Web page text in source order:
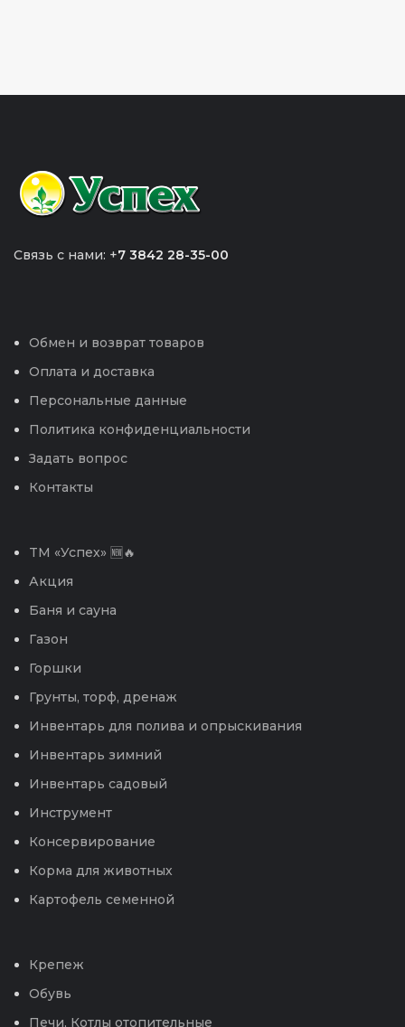
Связь с нами: +7 3842 28-35-00
Обмен и возврат товаров
Оплата и доставка
Персональные данные
Политика конфиденциальности
Задать вопрос
Контакты
TM «Успех» 🆕🔥
Акция
Баня и сауна
Газон
Горшки
Грунты, торф, дренаж
Инвентарь для полива и опрыскивания
Инвентарь зимний
Инвентарь садовый
Инструмент
Консервирование
Корма для животных
Картофель семенной
Крепеж
Обувь
Печи, Котлы отопительные